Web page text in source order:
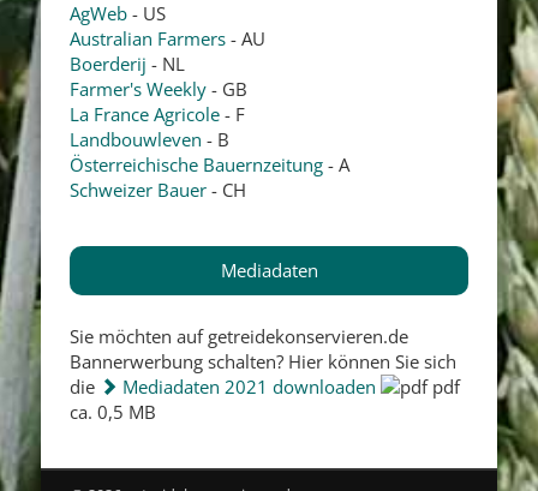
AgWeb - US
Australian Farmers - AU
Boerderij - NL
Farmer's Weekly - GB
La France Agricole - F
Landbouwleven - B
Österreichische Bauernzeitung - A
Schweizer Bauer - CH
Mediadaten
Sie möchten auf getreidekonservieren.de
Bannerwerbung schalten? Hier können Sie sich
die
Mediadaten 2021 downloaden
pdf
ca. 0,5 MB